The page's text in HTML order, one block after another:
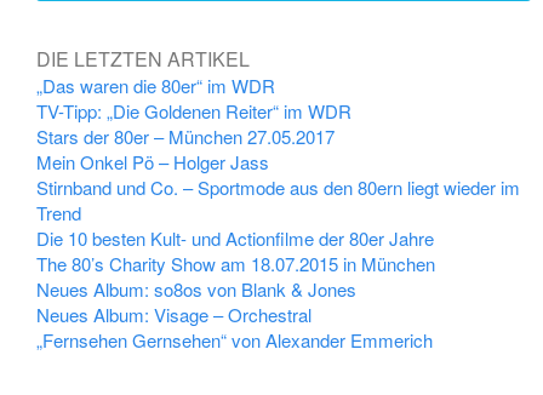
DIE LETZTEN ARTIKEL
„Das waren die 80er“ im WDR
TV-Tipp: „Die Goldenen Reiter“ im WDR
Stars der 80er – München 27.05.2017
Mein Onkel Pö – Holger Jass
Stirnband und Co. – Sportmode aus den 80ern liegt wieder im
Trend
Die 10 besten Kult- und Actionfilme der 80er Jahre
The 80’s Charity Show am 18.07.2015 in München
Neues Album: so8os von Blank & Jones
Neues Album: Visage – Orchestral
„Fernsehen Gernsehen“ von Alexander Emmerich